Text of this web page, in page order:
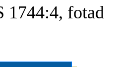
1744:4, fotad